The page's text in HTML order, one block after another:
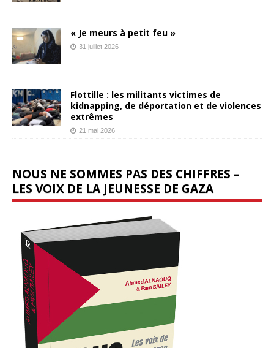
« Je meurs à petit feu »
31 juillet 2026
Flottille : les militants victimes de
kidnapping, de déportation et de violences
extrêmes
21 mai 2026
NOUS NE SOMMES PAS DES CHIFFRES –
LES VOIX DE LA JEUNESSE DE GAZA